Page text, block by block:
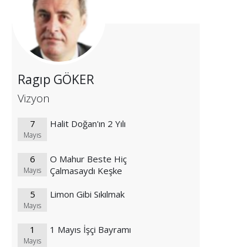
Ragıp GÖKER
Vizyon
7
Mayıs
Halit Doğan'ın 2 Yılı
6
Mayıs
O Mahur Beste Hiç
Çalmasaydı Keşke
5
Mayıs
Limon Gibi Sıkılmak
1
Mayıs
1 Mayıs İşçi Bayramı